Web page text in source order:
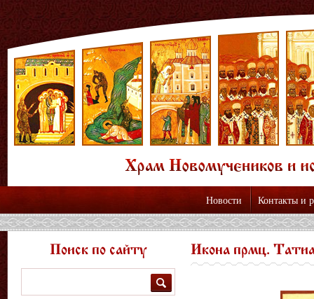
Новости Контакты и
Икона прмц.
Поиск по сайту